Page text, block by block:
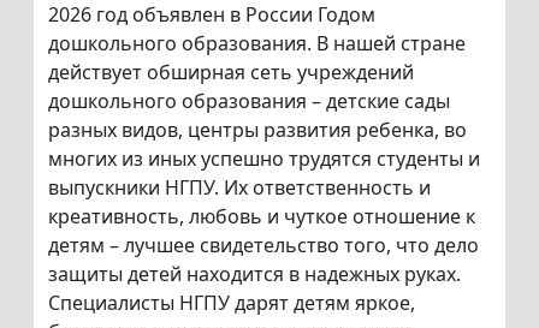
2026 год объявлен в России Годом
дошкольного образования. В нашей стране
действует обширная сеть учреждений
дошкольного образования – детские сады
разных видов, центры развития ребенка, во
многих из иных успешно трудятся студенты и
выпускники НГПУ. Их ответственность и
креативность, любовь и чуткое отношение к
детям – лучшее свидетельство того, что дело
защиты детей находится в надежных руках.
Специалисты НГПУ дарят детям яркое,